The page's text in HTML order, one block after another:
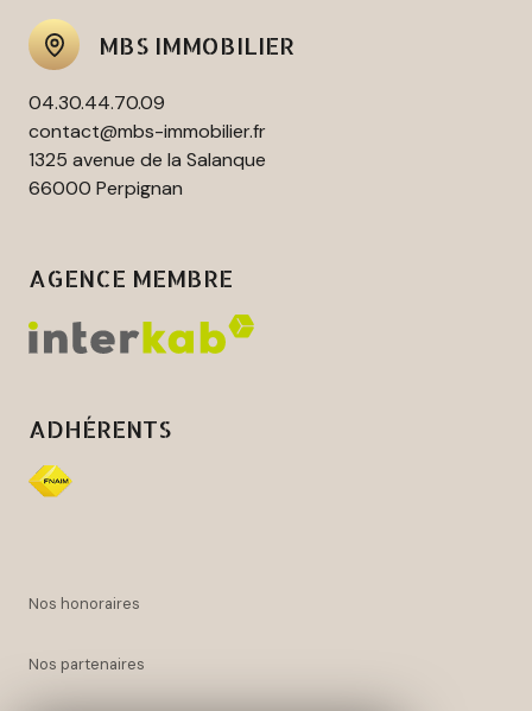
MBS IMMOBILIER
04.30.44.70.09
contact@mbs-immobilier.fr
1325 avenue de la Salanque
66000 Perpignan
AGENCE MEMBRE
ADHÉRENTS
nos honoraires
nos partenaires